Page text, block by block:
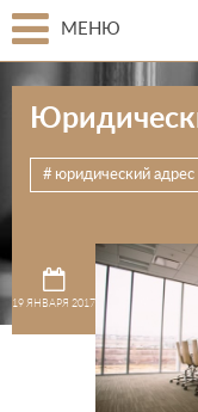
МЕНЮ
юридический адрес
19 ЯНВАРЯ 2017